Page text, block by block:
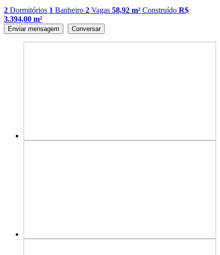
2 Dormitórios 1 Banheiro 2 Vagas 58,92 m² Construído R$
3.394,00 m²
Enviar mensagem Conversar